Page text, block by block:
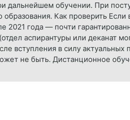
обучении. При
Как проверить
2021 года — почти
аспирантуры или деканат
вступления в силу актуальных
не быть. Дистанционное